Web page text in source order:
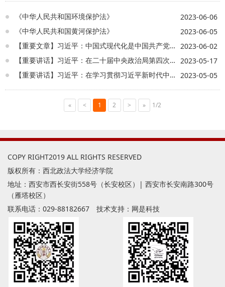
《中华人民共和国环境保护法》
2023-06-06
《中华人民共和国黄河保护法》
2023-06-05
【重要文章】习近平：中国式现代化是中国共产党领导的社会主义现代化 2023-06-02
【重要讲话】习近平：在二十届中央政治局第四次集体学习时的讲话 2023-05-17
【重要讲话】习近平：在学习贯彻习近平新时代中国特色社会主义思想主题教育工作会议上的讲话 2023-05-05
« < 1 2 > » 1/2
COPY RIGHT2019 ALL RIGHTS RESERVED
版权所有：西北政法大学经济学院
地址：西安市西长安街558号（长安校区）| 西安市长安南路300号
（雁塔校区）
联系电话：029-88182667 技术支持： 网是科技